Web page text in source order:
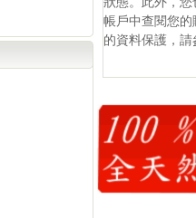
帳戶中查閱您
的資料保護，